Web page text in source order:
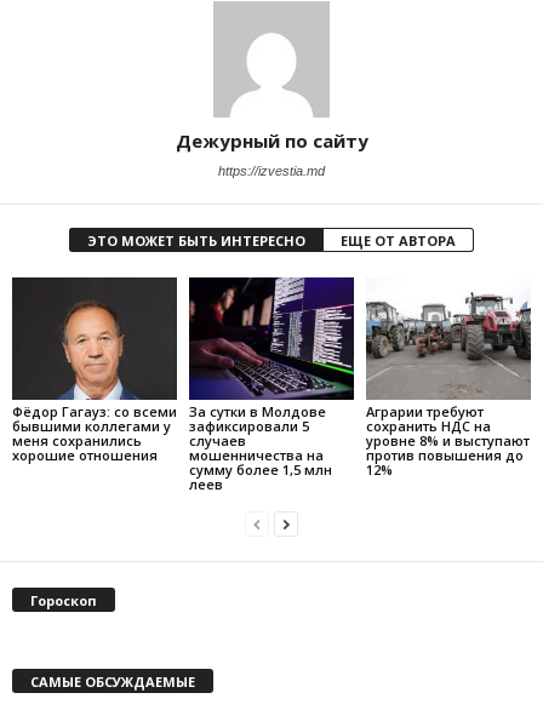
Дежурный по сайту
https://izvestia.md
ЭТО МОЖЕТ БЫТЬ ИНТЕРЕСНО ЕЩЕ ОТ АВТОРА
Фёдор Гагауз: со всеми
бывшими коллегами у
меня сохранились
хорошие отношения
За сутки в Молдове
зафиксировали 5
случаев
мошенничества на
сумму более 1,5 млн
леев
Аграрии требуют
сохранить НДС на
уровне 8% и выступают
против повышения до
12%
Гороскоп
САМЫЕ ОБСУЖДАЕМЫЕ